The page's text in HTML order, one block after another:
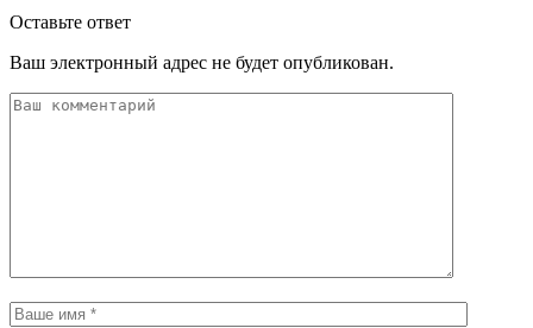
Оставьте ответ
Ваш электронный адрес не будет опубликован.